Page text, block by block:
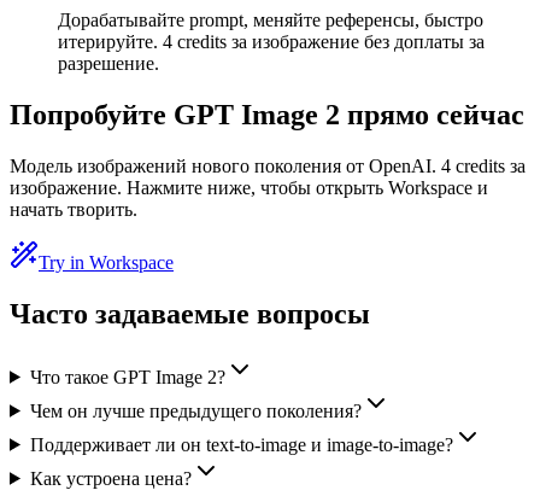
Дорабатывайте prompt, меняйте референсы, быстро
итерируйте. 4 credits за изображение без доплаты за
разрешение.
Попробуйте GPT Image 2 прямо сейчас
Модель изображений нового поколения от OpenAI. 4 credits за
изображение. Нажмите ниже, чтобы открыть Workspace и
начать творить.
Try in Workspace
Часто задаваемые вопросы
Что такое GPT Image 2?
Чем он лучше предыдущего поколения?
Поддерживает ли он text-to-image и image-to-image?
Как устроена цена?